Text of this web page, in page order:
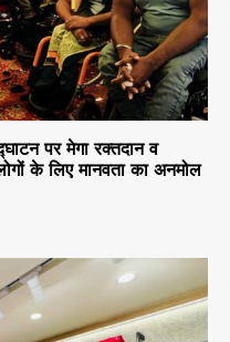
पर मेगा रक्तदान व
के लिए मानवता का अनमोल